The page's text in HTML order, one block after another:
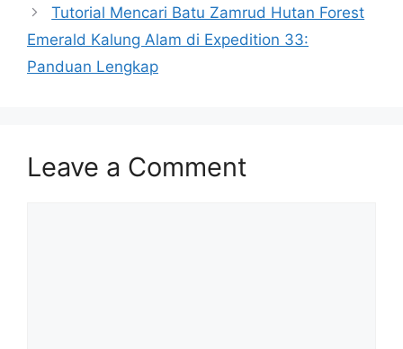
Tutorial Mencari Batu Zamrud Hutan Forest
Emerald Kalung Alam di Expedition 33:
Panduan Lengkap
Leave a Comment